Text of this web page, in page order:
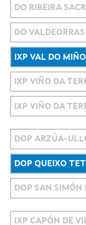
DO RIBEIRA
DO VALDEORRAS
IXP VAL DO
IXP VIÑO DA
IXP VIÑO DA
DOP ARZÚA-
DOP QUEIXO
DOP SAN SIMÓN
IXP CAPÓN DE